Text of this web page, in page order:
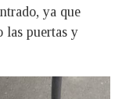
ya que
las puertas y